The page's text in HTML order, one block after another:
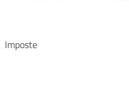
Imposte